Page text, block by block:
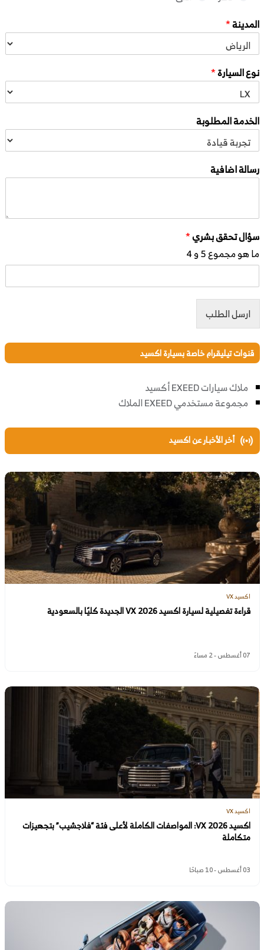
المدينة*
نوع السيارة*
الخدمة المطلوبة
رسالة اضافية
سؤال تحقق بشري*
ما هو مجموع 5 و 4
ارسل الطلب
قنوات تيليقرام خاصة بسيارة اكسيد
ملاك سيارات EXEED أكسيد
مجموعة مستخدمي EXEED الملاك
أخر الأخبار عن اكسيد
اكسيد VX
قراءة تفصيلية لسيارة اكسيد VX 2026 الجديدة كليًا بالسعودية
07 أغسطس - 2 مساءً
اكسيد VX
اكسيد VX 2026: المواصفات الكاملة لأعلى فئة “فلاجشيب” بتجهيزات
متكاملة
03 أغسطس - 10 صباحًا